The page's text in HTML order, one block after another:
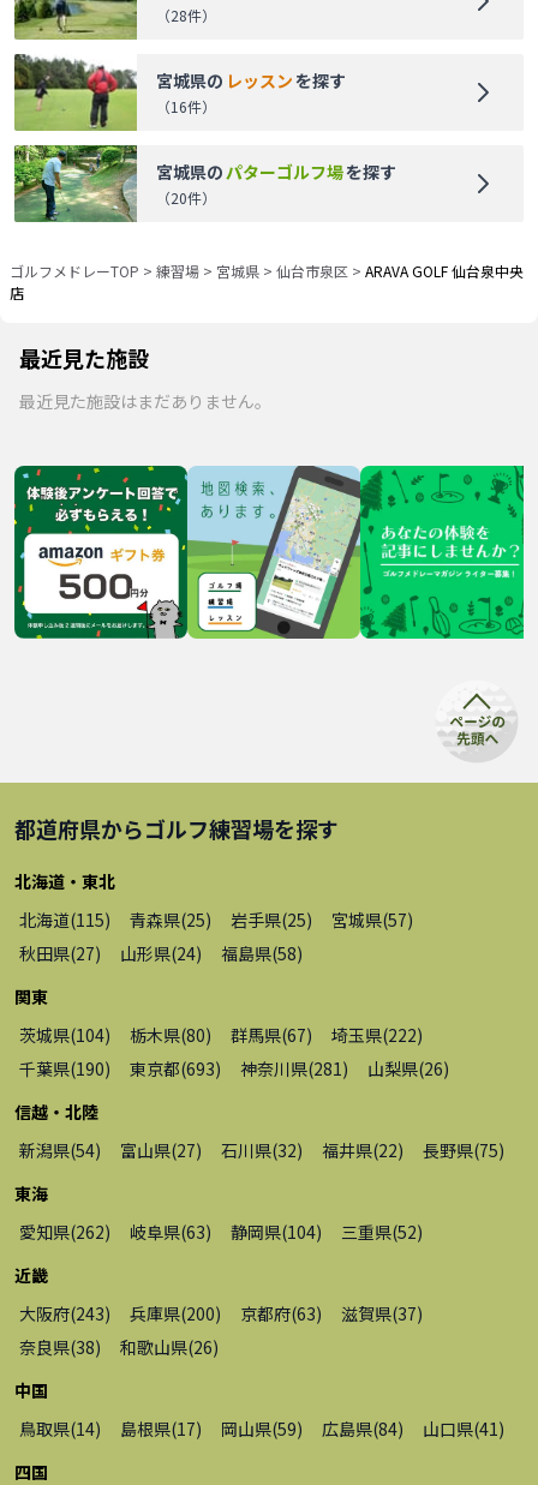
（28件）
宮城県の レッスンを探す
（16件）
宮城県のパターゴルフ場を探す
（20件）
ゴルフメドレーTOP > 練習場 > 宮城県 > 仙台市泉区 > ARAVA GOLF 仙台泉中央
店
最近見た施設
最近見た施設はまだありません。
都道府県からゴルフ練習場を探す
北海道・東北
北海道(115) 青森県(25) 岩手県(25) 宮城県(57)
秋田県(27) 山形県(24) 福島県(58)
関東
茨城県(104) 栃木県(80) 群馬県(67) 埼玉県(222)
千葉県(190) 東京都(693) 神奈川県(281 ) 山梨県(26)
信越・北陸
新潟県(54) 富山県(27) 石川県(32) 福井県(22) 長野県(75)
東海
愛知県(262) 岐阜県(63) 静岡県(104) 三重県(52)
近畿
大阪府(243) 兵庫県(200) 京都府(63) 滋賀県(37)
奈良県(38) 和歌山県(26)
中国
鳥取県(14) 島根県(17) 岡山県(59) 広島県(84) 山口県(41 )
四国